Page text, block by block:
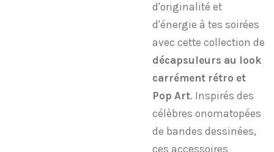
d'originalité et
d'énergie à tes soirées
avec cette collection de
décapsuleurs au look
carrément rétro et
Pop Art. Inspirés des
célèbres onomatopées
de bandes dessinées,
ces accessoires